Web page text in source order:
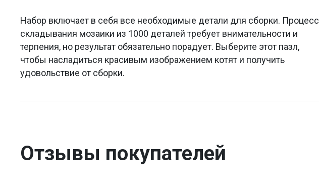
Набор включает в себя все необходимые детали для сборки. Процесс
складывания мозаики из 1000 деталей требует внимательности и
терпения, но результат обязательно порадует. Выберите этот пазл,
чтобы насладиться красивым изображением котят и получить
удовольствие от сборки.
Отзывы покупателей